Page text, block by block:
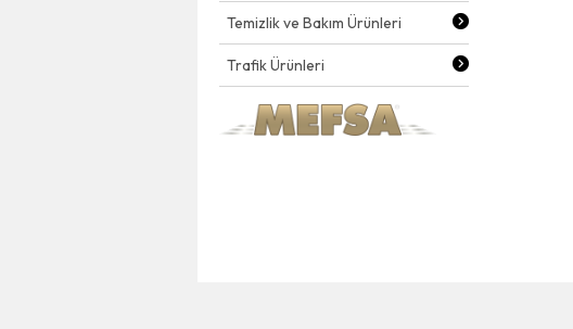
Temizlik ve Bakım Ürünleri
Trafik Ürünleri